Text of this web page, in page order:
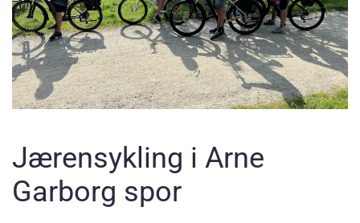
Jærensykling i Arne
Garborg spor